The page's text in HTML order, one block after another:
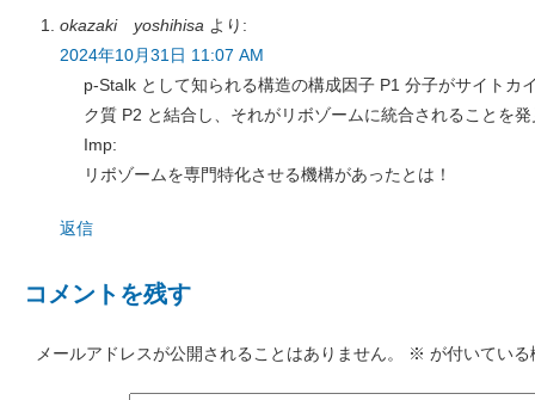
okazaki yoshihisa より:
2024年10月31日 11:07 AM
p-Stalk として知られる構造の構成因子 P1 分子がサイトカ
ク質 P2 と結合し、それがリボゾームに統合されることを発
Imp:
リボゾームを専門特化させる機構があったとは！
返信
コメントを残す
メールアドレスが公開されることはありません。 ※ が付いてい